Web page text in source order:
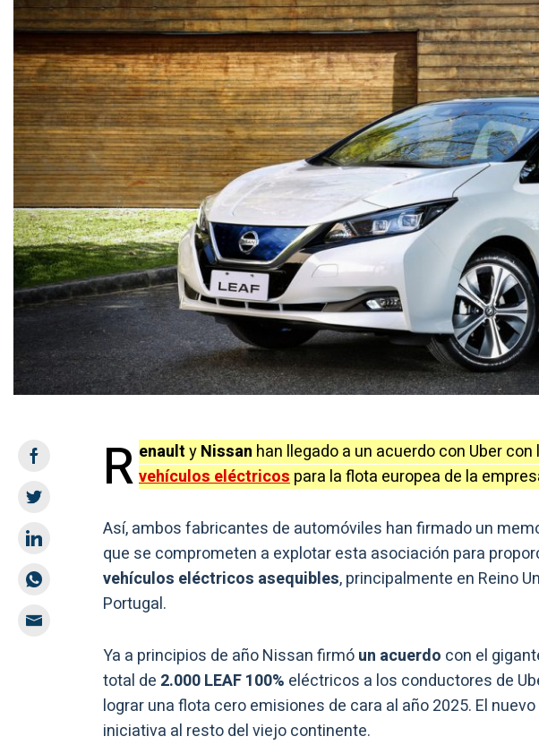
R enaultyNissan han llegado a un acuerdo con Uber
vehículos eléctricospara la flota europea de la
Así, ambos fabricantes de automóviles han firmado un
que se comprometen a explotar esta asociación para
vehículos eléctricos asequibles, principalmente en Reino
Portugal.
Ya a principios de año Nissan firmóun acuerdo con el
total de 2.000 LEAF 100% eléctricos a los conductores de
lograr una flota cero emisiones de cara al año 2025. El
iniciativa al resto del viejo continente.